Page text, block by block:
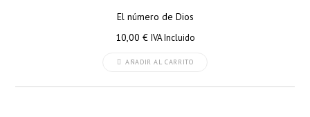
El número de Dios
10,00 € IVA Incluido
AÑADIR AL CARRITO